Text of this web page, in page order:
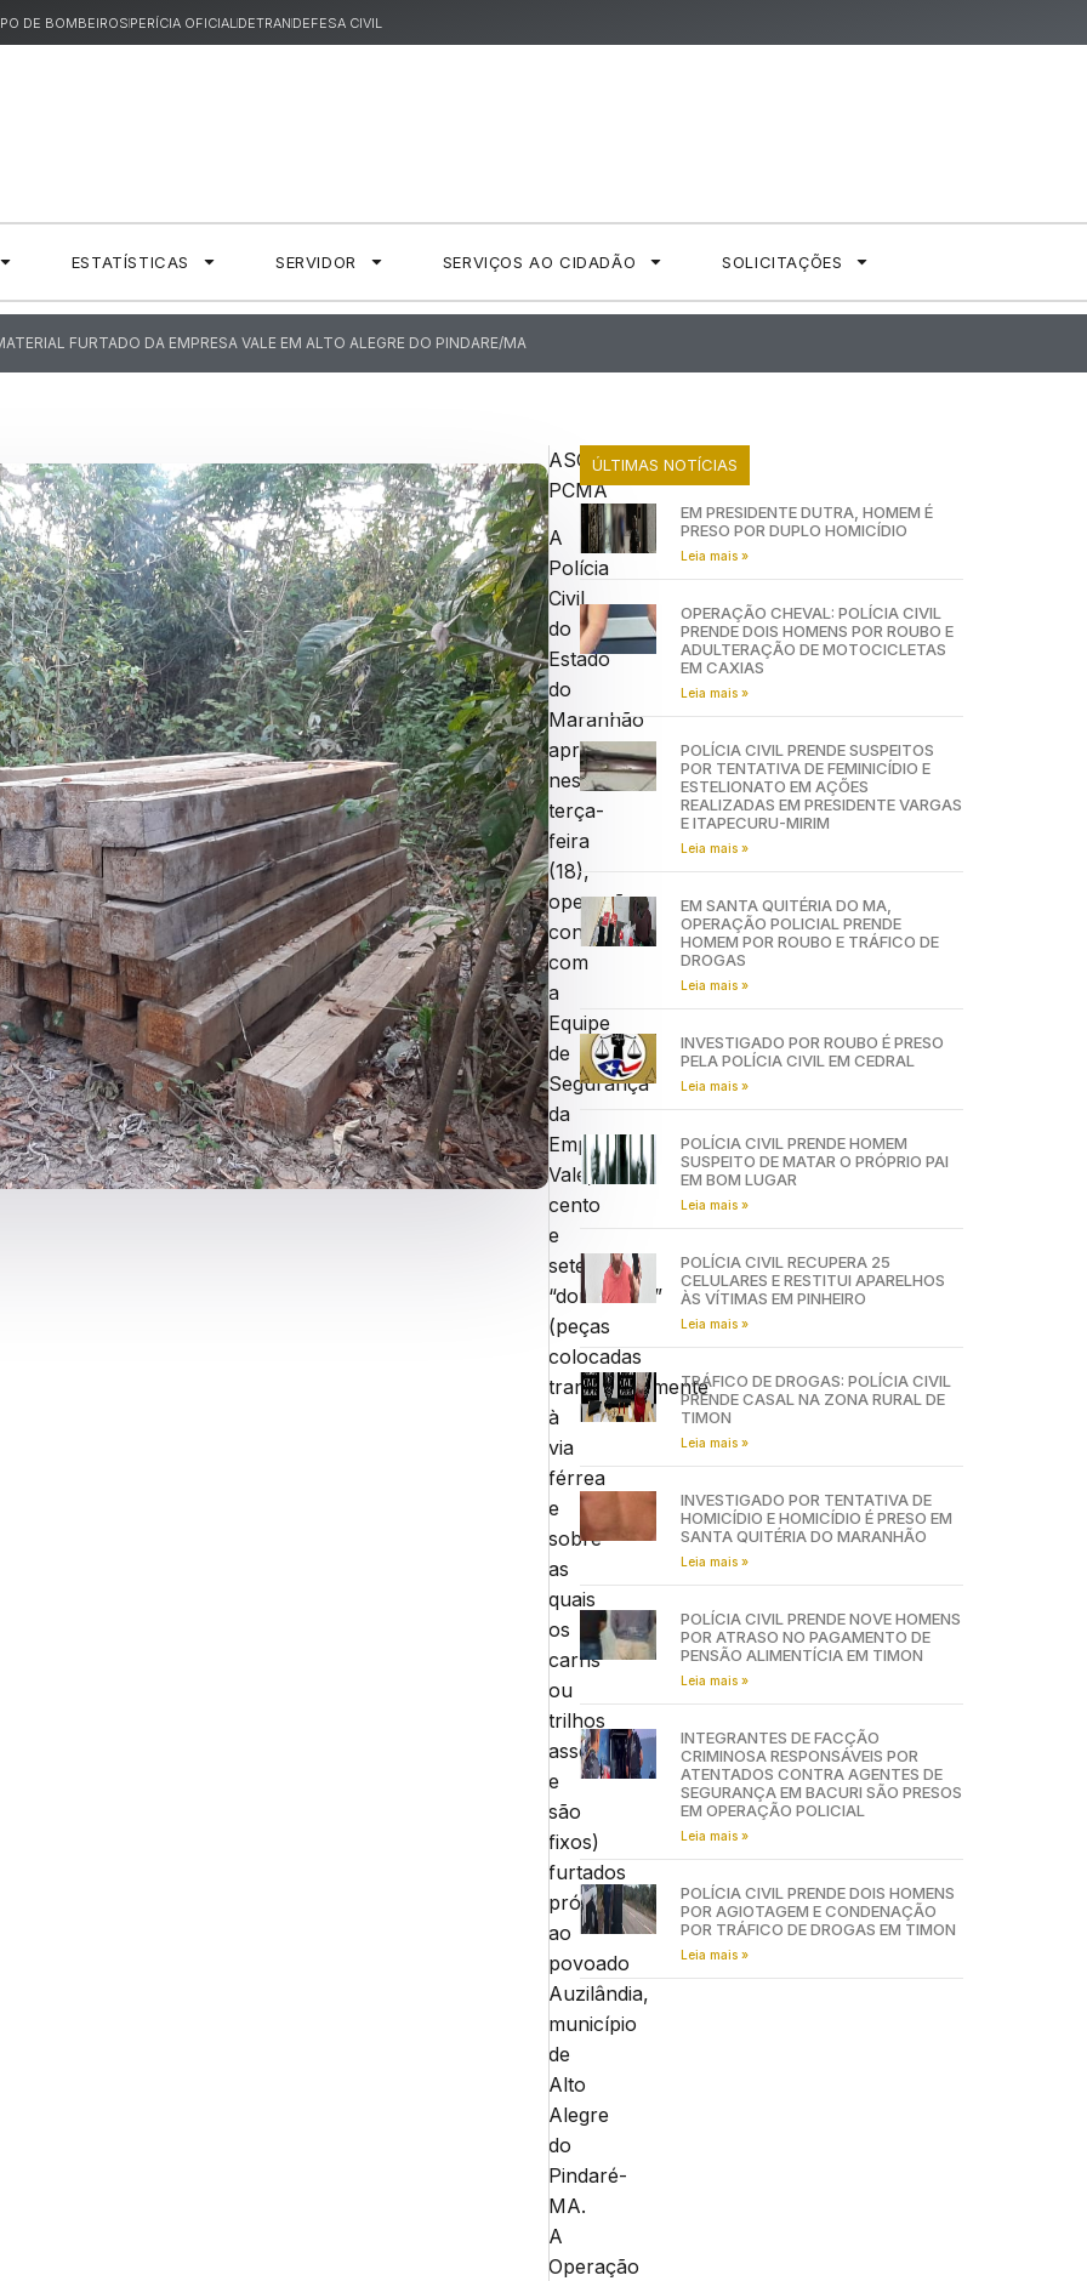
DE BOMBEIROSPERÍCIA OFICIALDETRANDEFESA CIVIL
ESTATÍSTICAS SERVIDOR SERVIÇOS AO CIDADÃO SOLICITAÇÕES
FURTADO DA EMPRESA VALE EM ALTO ALEGRE DO PINDARE/MA
ASCOM
PCMA
A
Polícia
Civil
do
Estado
do
Maranhão
apreendeu,
nesta
terça-
feira
(18),
operação
conjunta
com
a
Equipe
de
Segurança
da
Empresa
Vale,
cento
e
setenta
“dormentes”
(peças
colocadas
transversalmente
à
via
férrea
e
sobre
as
quais
os
carris
ou
trilhos
assentam
e
são
fixos)
furtados
próximo
ao
povoado
Auzilândia,
município
de
Alto
Alegre
do
Pindaré-
MA.
A
Operação
ÚLTIMAS NOTÍCIAS
EM PRESIDENTE DUTRA, HOMEM É
PRESO POR DUPLO HOMICÍDIO
Leia mais »
OPERAÇÃO CHEVAL: POLÍCIA CIVIL
PRENDE DOIS HOMENS POR ROUBO E
ADULTERAÇÃO DE MOTOCICLETAS
EM CAXIAS
Leia mais »
POLÍCIA CIVIL PRENDE SUSPEITOS
POR TENTATIVA DE FEMINICÍDIO E
ESTELIONATO EM AÇÕES
REALIZADAS EM PRESIDENTE VARGAS
E ITAPECURU-MIRIM
Leia mais »
EM SANTA QUITÉRIA DO MA,
OPERAÇÃO POLICIAL PRENDE
HOMEM POR ROUBO E TRÁFICO DE
DROGAS
Leia mais »
INVESTIGADO POR ROUBO É PRESO
PELA POLÍCIA CIVIL EM CEDRAL
Leia mais »
POLÍCIA CIVIL PRENDE HOMEM
SUSPEITO DE MATAR O PRÓPRIO PAI
EM BOM LUGAR
Leia mais »
POLÍCIA CIVIL RECUPERA 25
CELULARES E RESTITUI APARELHOS
ÀS VÍTIMAS EM PINHEIRO
Leia mais »
TRÁFICO DE DROGAS: POLÍCIA CIVIL
PRENDE CASAL NA ZONA RURAL DE
TIMON
Leia mais »
INVESTIGADO POR TENTATIVA DE
HOMICÍDIO E HOMICÍDIO É PRESO EM
SANTA QUITÉRIA DO MARANHÃO
Leia mais »
POLÍCIA CIVIL PRENDE NOVE HOMENS
POR ATRASO NO PAGAMENTO DE
PENSÃO ALIMENTÍCIA EM TIMON
Leia mais »
INTEGRANTES DE FACÇÃO
CRIMINOSA RESPONSÁVEIS POR
ATENTADOS CONTRA AGENTES DE
SEGURANÇA EM BACURI SÃO PRESOS
EM OPERAÇÃO POLICIAL
Leia mais »
POLÍCIA CIVIL PRENDE DOIS HOMENS
POR AGIOTAGEM E CONDENAÇÃO
POR TRÁFICO DE DROGAS EM TIMON
Leia mais »